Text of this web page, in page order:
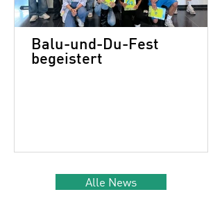
Balu-und-Du-Fest
begeistert
Alle News